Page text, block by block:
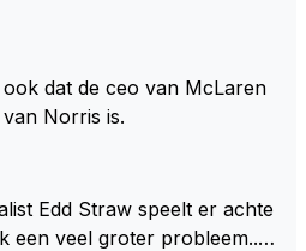
dat de ceo van McLaren
Norris is.
Edd Straw speelt er achte
een veel groter probleem..."